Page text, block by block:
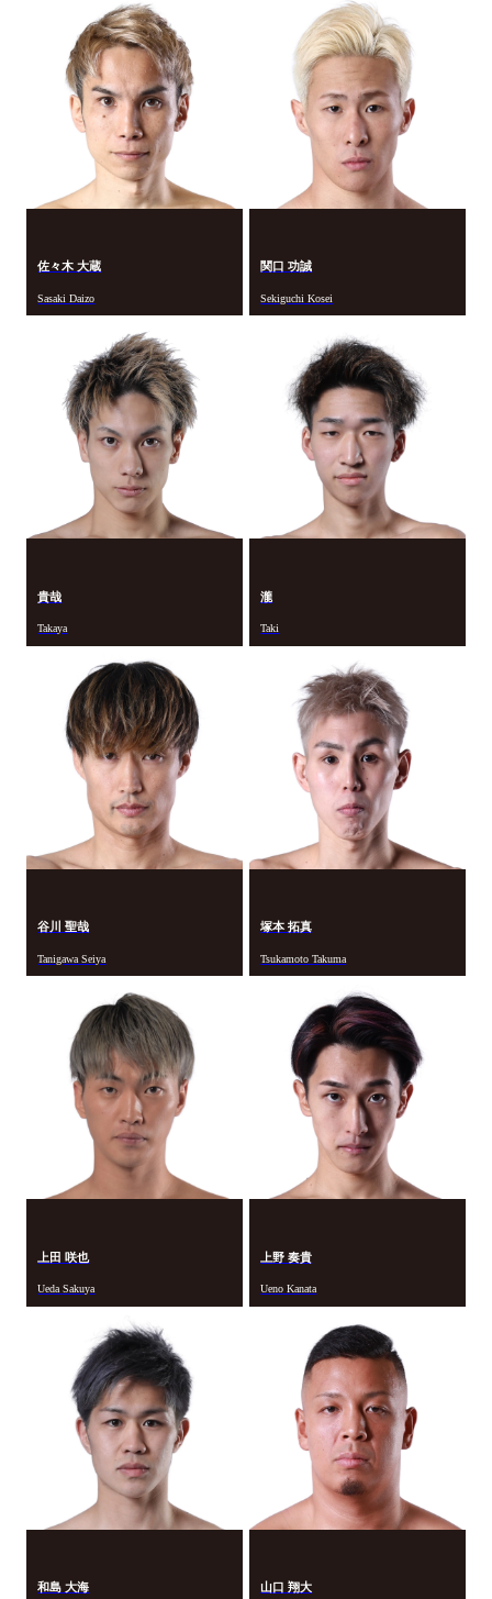
佐々木 大蔵
Sasaki Daizo
関口 功誠
Sekiguchi Kosei
貴哉
Takaya
瀧
Taki
谷川 聖哉
Tanigawa Seiya
塚本 拓真
Tsukamoto Takuma
上田 咲也
Ueda Sakuya
上野 奏貴
Ueno Kanata
和島 大海 山口 翔大